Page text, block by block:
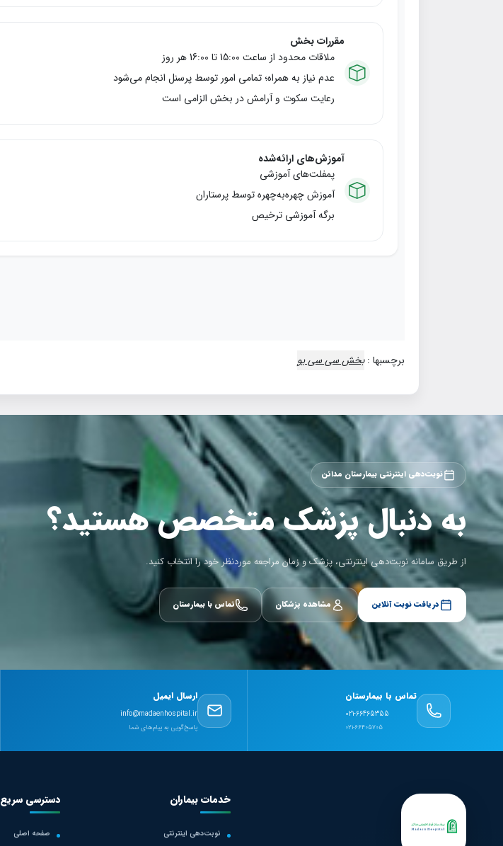
مقررات بخش
ملاقات محدود از ساعت 15:00 تا 16:00 هر روز
عدم نیاز به همراه؛ تمامی امور توسط پرسنل انجام می‌شود
رعایت سکوت و آرامش در بخش الزامی است
آموزش‌های ارائه‌شده
پمفلت‌های آموزشی
آموزش چهره‌به‌چهره توسط پرستاران
برگه آموزشی ترخیص
برچسبها : بخش سي سي يو
نوبت‌دهی اینترنتی بیمارستان مدائن
به دنبال پزشک متخصص هستید؟
از طریق سامانه نوبت‌دهی اینترنتی، پزشک و زمان مراجعه موردنظر خود را انتخاب کنید.
دریافت نوبت آنلاین مشاهده پزشکان تماس با بیمارستان
تماس با بیمارستان
021-66465355
021-66405705
ارسال ایمیل
info@madaenhospital.ir
پاسخ‌گویی به پیام‌های شما
خدمات بیماران
نوبت‌دهی اینترنتی
دسترسی سریع
صفحه اصلی